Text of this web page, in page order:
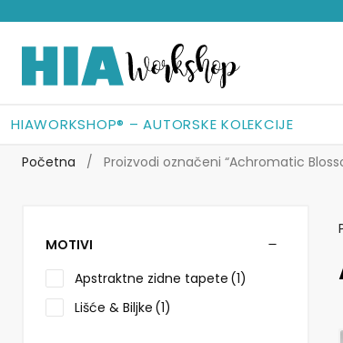
HIAWORKSHOP® – AUTORSKE KOLEKCIJE
Preskoči
na
navigaciju
Skoči
do
sadržaja
Početna / Proizvodi označeni “Achromatic
MOTIVI
Apstraktne zidne tapete (1)
Lišće & Biljke (1)